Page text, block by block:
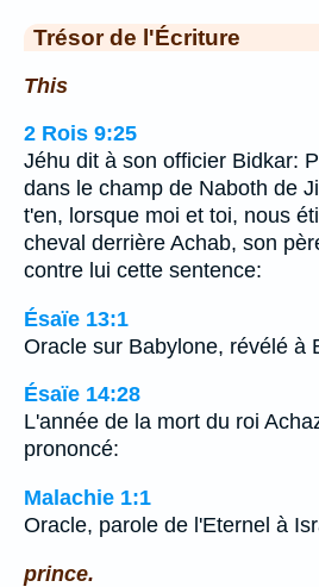
Trésor de l'Écriture
This
2 Rois 9:25
Jéhu dit à son officier Bidkar:
dans le champ de Naboth de
t'en, lorsque moi et toi, nous
cheval derrière Achab, son
contre lui cette sentence:
Ésaïe 13:1
Oracle sur Babylone, révélé à
Ésaïe 14:28
L'année de la mort du roi
prononcé:
Malachie 1:1
Oracle, parole de l'Eternel à
prince.